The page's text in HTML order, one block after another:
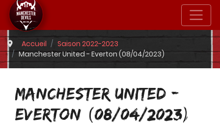
Accueil
Saison 2022-2023
Manchester United - Everton (08/04/2023)
MANCHESTER UNITED -
EVERTON (08/04/2023)